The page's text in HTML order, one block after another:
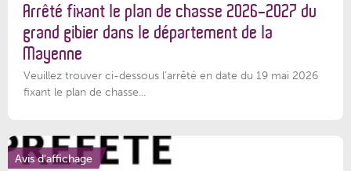
Arrêté fixant le plan de chasse 2026-2027 du
grand gibier dans le département de la
Mayenne
Veuillez trouver ci-dessous l’arrêté en date du 19 mai 2026
fixant le plan de chasse...
Avis d'affichage